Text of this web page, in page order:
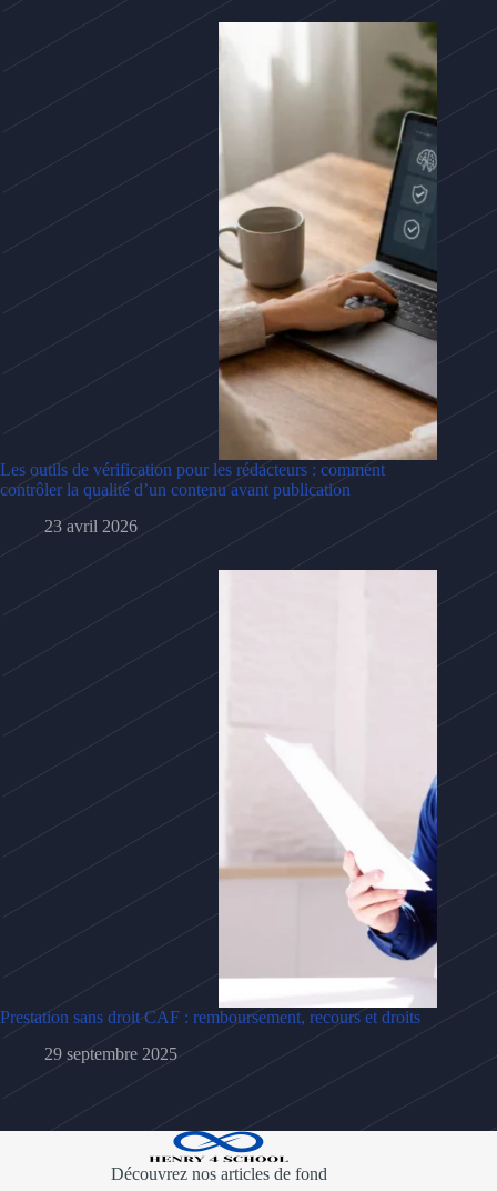
Les outils de vérification pour les rédacteurs : comment
contrôler la qualité d’un contenu avant publication
23 avril 2026
Prestation sans droit CAF : remboursement, recours et droits
29 septembre 2025
Découvrez nos articles de fond